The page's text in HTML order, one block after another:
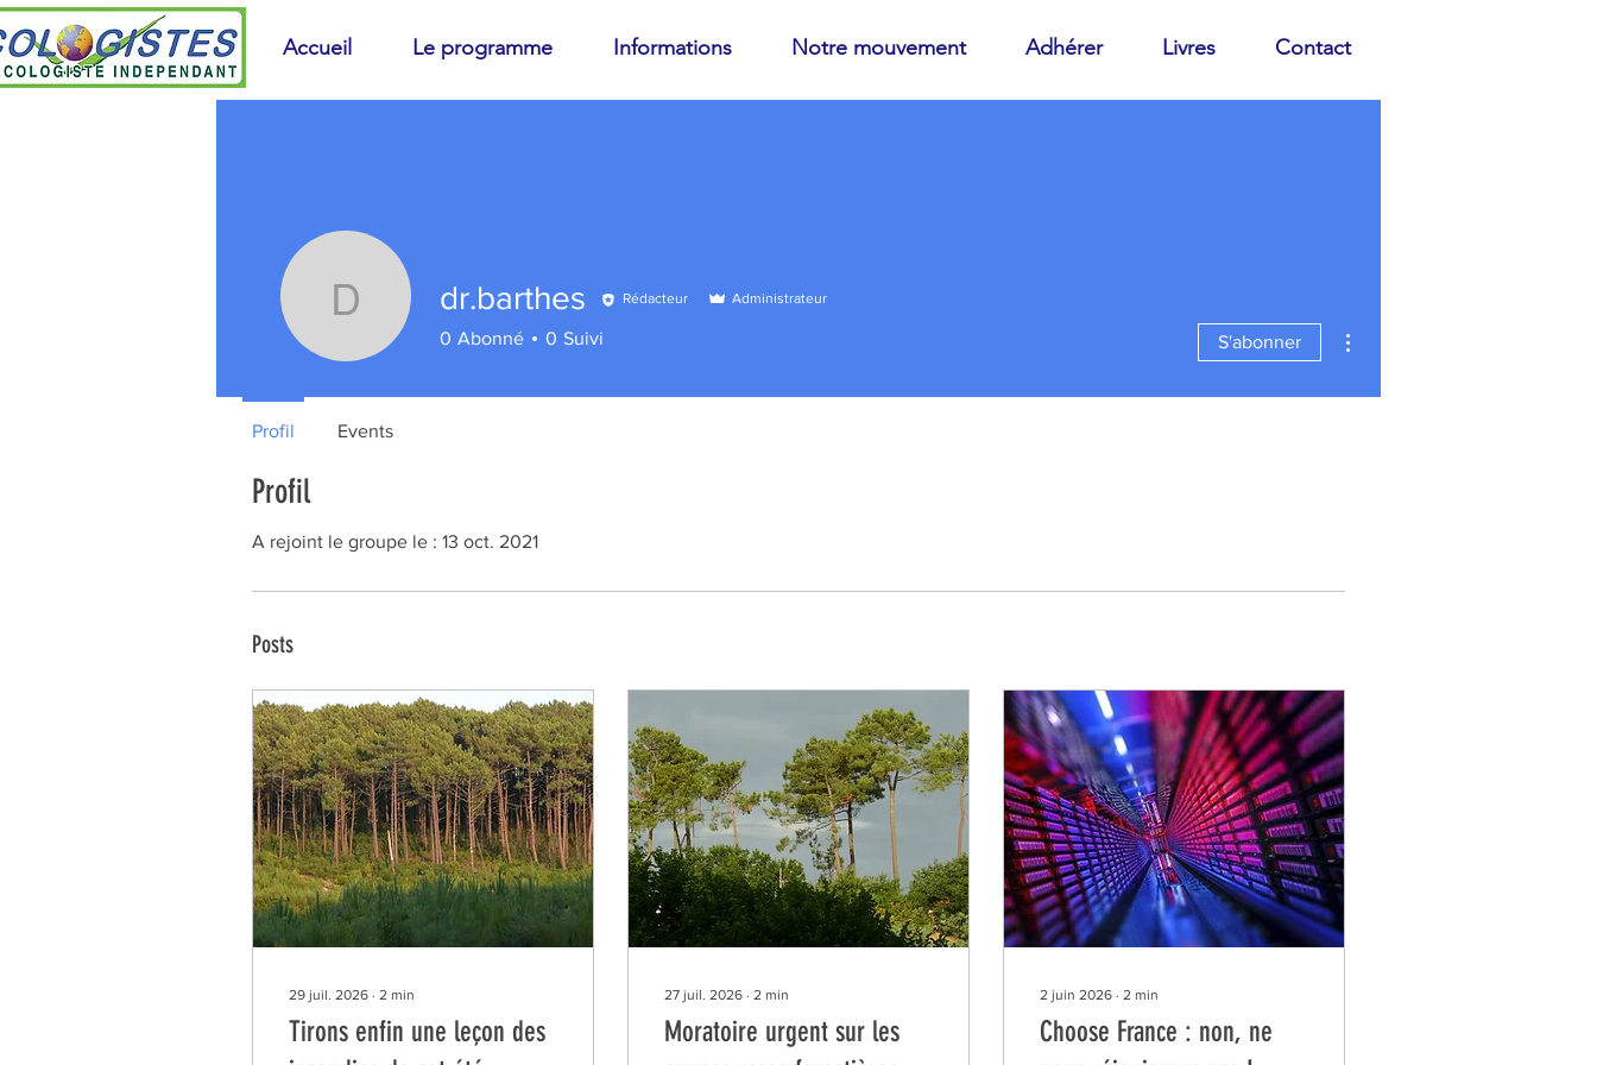
Accueil Le programme Informations Notre mouvement Adhérer Livres Contact
Profil
A rejoint le groupe le : 13 oct. 2021
Posts
29 juil. 2026 ∙ 2 min
Tirons enfin une leçon des
27 juil. 2026 ∙ 2 min
Moratoire urgent sur les
2 juin 2026 ∙ 2 min
Choose France : non, ne
dr.barthes
dr.barthes Rédacteur Administrateur
0 Abonné 0 Suivi S'abonner
Profil Events